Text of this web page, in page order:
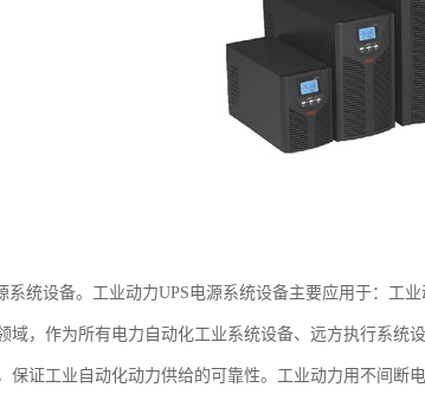
系统设备。工业动力UPS电源系统设备主要应用于：工
域，作为所有电力自动化工业系统设备、远方执行系统
保证工业自动化动力供给的可靠性。工业动力用不间